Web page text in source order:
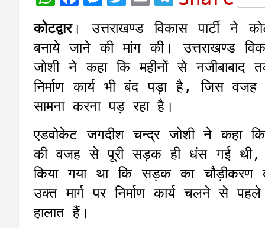
a
t
s
A
p
p
c
e
b
o
o
k
s
s
e
n
g
e
r
i
t
t
e
r
m
a
i
l
l
e
g
r
m
कोटद्वार। उत्तराखण्ड विकास पार्टी ने
बनाये जाने की मांग की। उत्तराखण्ड
जोशी ने कहा कि महीनों से नजीबाबाद
निर्माण कार्य भी बंद पड़ा है, जिस वजह
सामना करना पड़ रहा है।
एडवोकेट जगदीश चन्द्र जोशी ने कहा
की वजह से पूरी सड़क ही धंस गई थी,
किया गया था कि सड़क का चौड़ीकरण
उक्त मार्ग पर निर्माण कार्य चलने से
हालात हैं।